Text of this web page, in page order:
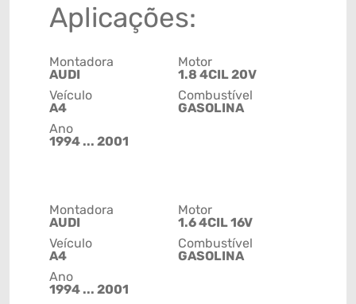
Aplicações:
Montadora
AUDI
Veículo
A4
Ano
1994 ... 2001
Motor
1.8 4CIL 20V
Combustível
GASOLINA
Montadora
AUDI
Veículo
A4
Ano
1994 ... 2001
Motor
1.6 4CIL 16V
Combustível
GASOLINA